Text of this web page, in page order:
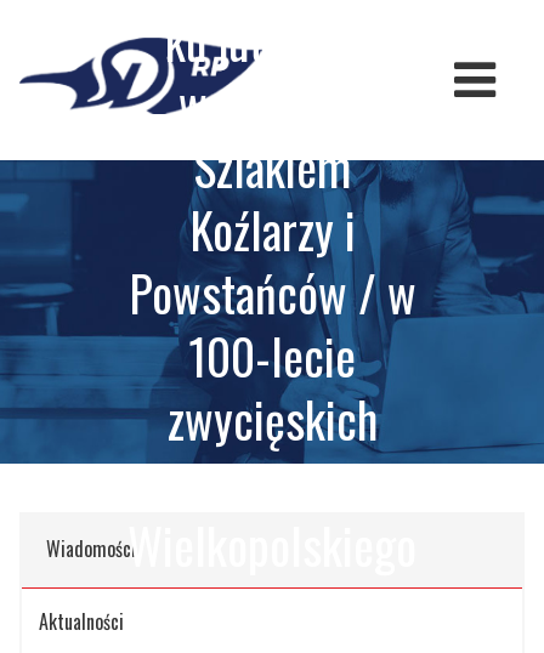
content
ku jutrzence
wolności ?
Szlakiem
Koźlarzy i
Powstańców / w
100-lecie
zwycięskich
walk Powstania
Wielkopolskiego
Wiadomości
Aktualności